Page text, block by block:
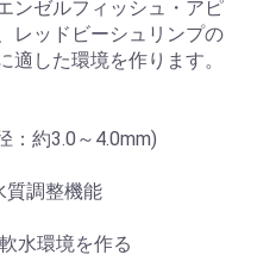
ンゼルフィッシュ・アピ
レッドビーシュリンプの
した環境を作ります。
：約3.0～4.0mm)
質調整機能
水環境を作る